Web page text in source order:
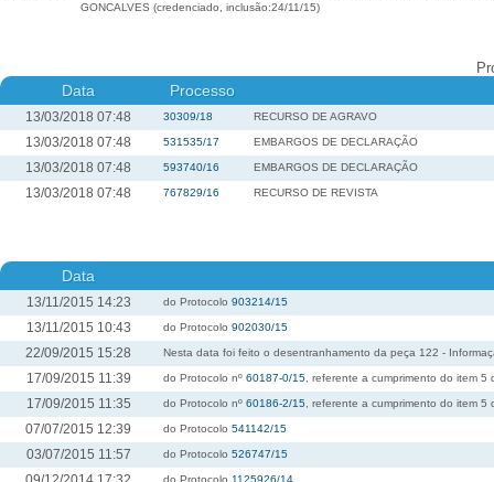
GONCALVES (credenciado, inclusão:24/11/15)
Data Processo
13/03/2018 07:48 30309/18 RECURSO DE AGRAVO
13/03/2018 07:48 531535/17 EMBARGOS DE DECLARAÇÃO
13/03/2018 07:48 593740/16 EMBARGOS DE DECLARAÇÃO
13/03/2018 07:48 767829/16 RECURSO DE REVISTA
Data
13/11/2015 14:23 do Protocolo 903214/15
13/11/2015 10:43 do Protocolo 902030/15
22/09/2015 15:28 Nesta data foi feito o desentranhamento da peça 122 -
17/09/2015 11:39 do Protocolo nº 60187-0/15 , referente a cumprimento do item
17/09/2015 11:35 do Protocolo nº 60186-2/15 , referente a cumprimento do item
07/07/2015 12:39 do Protocolo 541142/15
03/07/2015 11:57 do Protocolo 526747/15
do Protocolo 1125926/14